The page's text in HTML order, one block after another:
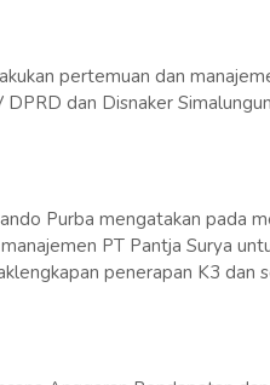
pertemuan dan
dan Disnaker
Purba mengatakan pada
PT Pantja Surya
penerapan K3 dan